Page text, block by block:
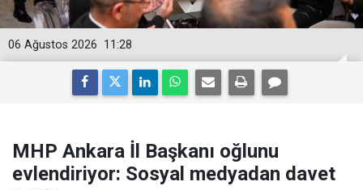
11:28
06 Ağustos 2026
MHP Ankara İl Başkanı oğlunu
evlendiriyor: Sosyal medyadan davet